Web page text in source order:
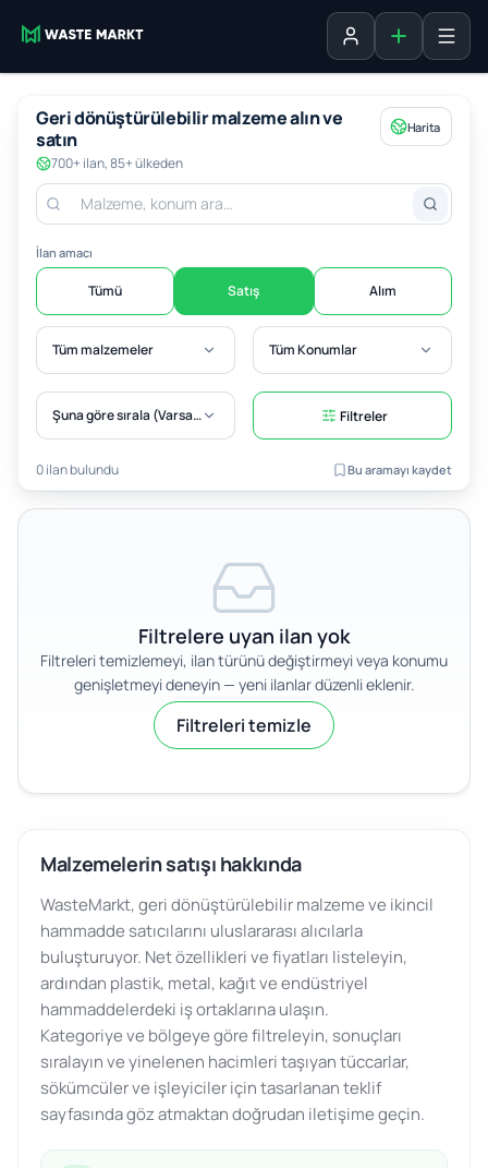
Oturum açListe ekle
Geri dönüştürülebilir malzeme alın ve
satın
700+ ilan, 85+ ülkeden
Harita
İlan amacı
Tümü Satış Alım
Tüm malzemeler Tüm Konumlar
Şuna göre sırala (Varsayılan) Filtreler
0 ilan bulundu Bu aramayı kaydet
Filtrelere uyan ilan yok
Filtreleri temizlemeyi, ilan türünü değiştirmeyi veya konumu
genişletmeyi deneyin — yeni ilanlar düzenli eklenir.
Filtreleri temizle
Malzemelerin satışı hakkında
WasteMarkt, geri dönüştürülebilir malzeme ve ikincil
hammadde satıcılarını uluslararası alıcılarla
buluşturuyor. Net özellikleri ve fiyatları listeleyin,
ardından plastik, metal, kağıt ve endüstriyel
hammaddelerdeki iş ortaklarına ulaşın.
Kategoriye ve bölgeye göre filtreleyin, sonuçları
sıralayın ve yinelenen hacimleri taşıyan tüccarlar,
sökümcüler ve işleyiciler için tasarlanan teklif
sayfasında göz atmaktan doğrudan iletişime geçin.